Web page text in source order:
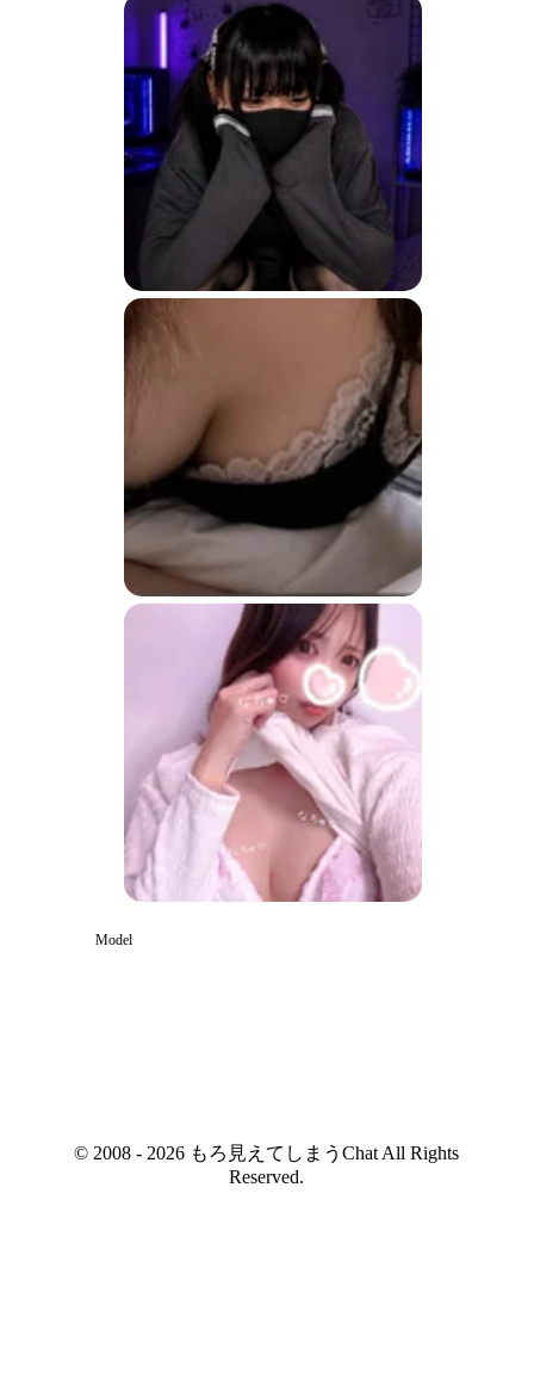
Model
© 2008 - 2026 もろ見えてしまうChat All Rights
Reserved.